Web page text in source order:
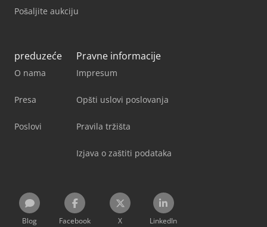
Pošaljite aukciju
preduzeće
O nama
Presa
Poslovi
Pravne informacije
Impresum
Opšti uslovi poslovanja
Pravila tržišta
Izjava o zaštiti podataka
Blog Facebook X LinkedIn